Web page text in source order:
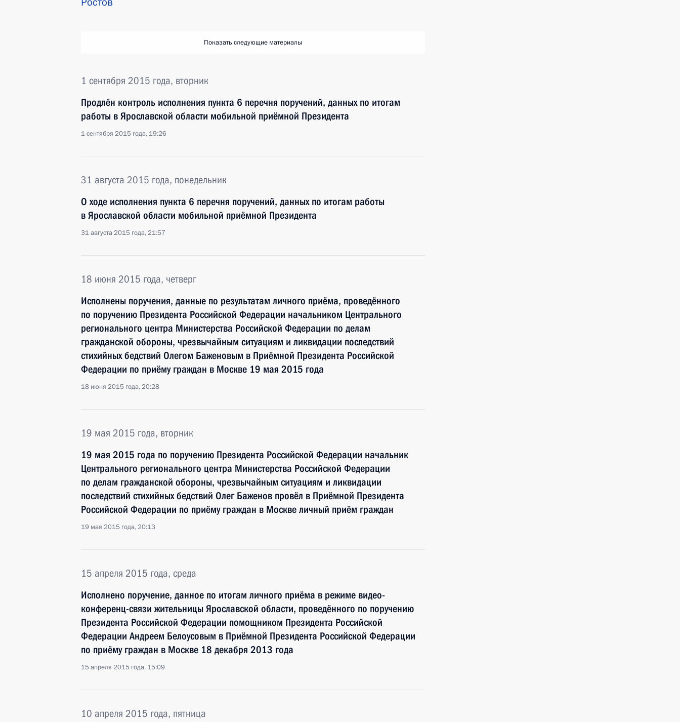
Показать следующие материалы
1 сентября 2015 года, вторник
Продлён контроль исполнения пункта 6 перечня поручений, данных по итогам
работы в Ярославской области мобильной приёмной Президента
1 сентября 2015 года, 19:26
31 августа 2015 года, понедельник
О ходе исполнения пункта 6 перечня поручений, данных по итогам работы
в Ярославской области мобильной приёмной Президента
31 августа 2015 года, 21:57
18 июня 2015 года, четверг
Исполнены поручения, данные по результатам личного приёма, проведённого
по поручению Президента Российской Федерации начальником Центрального
регионального центра Министерства Российской Федерации по делам
гражданской обороны, чрезвычайным ситуациям и ликвидации последствий
стихийных бедствий Олегом Баженовым в Приёмной Президента Российской
Федерации по приёму граждан в Москве 19 мая 2015 года
18 июня 2015 года, 20:28
19 мая 2015 года, вторник
19 мая 2015 года по поручению Президента Российской Федерации начальник
Центрального регионального центра Министерства Российской Федерации
по делам гражданской обороны, чрезвычайным ситуациям и ликвидации
последствий стихийных бедствий Олег Баженов провёл в Приёмной Президента
Российской Федерации по приёму граждан в Москве личный приём граждан
19 мая 2015 года, 20:13
15 апреля 2015 года, среда
Исполнено поручение, данное по итогам личного приёма в режиме видео-
конференц-связи жительницы Ярославской области, проведённого по поручению
Президента Российской Федерации помощником Президента Российской
Федерации Андреем Белоусовым в Приёмной Президента Российской Федерации
по приёму граждан в Москве 18 декабря 2013 года
15 апреля 2015 года, 15:09
10 апреля 2015 года, пятница